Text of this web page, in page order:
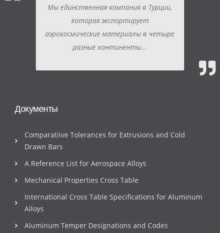
Мы единственная компания в Турции,
которая экспортирует
аэрокосмические материалы в четыре
разные континенты...
Документы
Comparatiive Tolerances for Extrusions and Cold
Drawn Bars
A Reference List for Aerospace Alloys
Mechanical Properties Cross Table
International Cross Table Specifications for Aluminum
Alloys
Aluminum Temper Designations and Codes